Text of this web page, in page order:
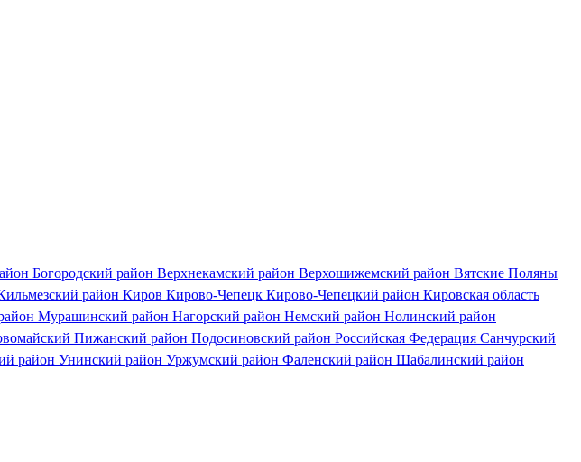
Богородский район Верхнекамский район Верхошижемский район Вятские Поляны
район Киров Кирово-Чепецк Кирово-Чепецкий район Кировская область
Мурашинский район Нагорский район Немский район Нолинский район
Пижанский район Подосиновский район Российская Федерация Санчурский
район Унинский район Уржумский район Фаленский район Шабалинский район